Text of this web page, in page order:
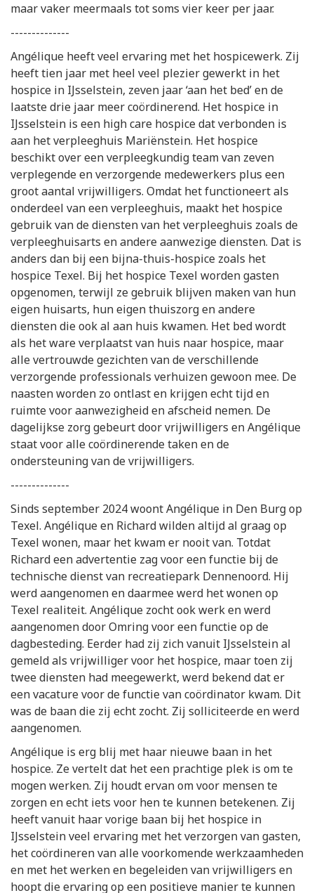
maar vaker meermaals tot soms vier keer per jaar.
--------------
Angélique heeft veel ervaring met het hospicewerk. Zij
heeft tien jaar met heel veel plezier gewerkt in het
hospice in IJsselstein, zeven jaar ‘aan het bed’ en de
laatste drie jaar meer coördinerend. Het hospice in
IJsselstein is een high care hospice dat verbonden is
aan het verpleeghuis Mariënstein. Het hospice
beschikt over een verpleegkundig team van zeven
verplegende en verzorgende medewerkers plus een
groot aantal vrijwilligers. Omdat het functioneert als
onderdeel van een verpleeghuis, maakt het hospice
gebruik van de diensten van het verpleeghuis zoals de
verpleeghuisarts en andere aanwezige diensten. Dat is
anders dan bij een bijna-thuis-hospice zoals het
hospice Texel. Bij het hospice Texel worden gasten
opgenomen, terwijl ze gebruik blijven maken van hun
eigen huisarts, hun eigen thuiszorg en andere
diensten die ook al aan huis kwamen. Het bed wordt
als het ware verplaatst van huis naar hospice, maar
alle vertrouwde gezichten van de verschillende
verzorgende professionals verhuizen gewoon mee. De
naasten worden zo ontlast en krijgen echt tijd en
ruimte voor aanwezigheid en afscheid nemen. De
dagelijkse zorg gebeurt door vrijwilligers en Angélique
staat voor alle coördinerende taken en de
ondersteuning van de vrijwilligers.
--------------
Sinds september 2024 woont Angélique in Den Burg op
Texel. Angélique en Richard wilden altijd al graag op
Texel wonen, maar het kwam er nooit van. Totdat
Richard een advertentie zag voor een functie bij de
technische dienst van recreatiepark Dennenoord. Hij
werd aangenomen en daarmee werd het wonen op
Texel realiteit. Angélique zocht ook werk en werd
aangenomen door Omring voor een functie op de
dagbesteding. Eerder had zij zich vanuit IJsselstein al
gemeld als vrijwilliger voor het hospice, maar toen zij
twee diensten had meegewerkt, werd bekend dat er
een vacature voor de functie van coördinator kwam. Dit
was de baan die zij echt zocht. Zij solliciteerde en werd
aangenomen.
Angélique is erg blij met haar nieuwe baan in het
hospice. Ze vertelt dat het een prachtige plek is om te
mogen werken. Zij houdt ervan om voor mensen te
zorgen en echt iets voor hen te kunnen betekenen. Zij
heeft vanuit haar vorige baan bij het hospice in
IJsselstein veel ervaring met het verzorgen van gasten,
het coördineren van alle voorkomende werkzaamheden
en met het werken en begeleiden van vrijwilligers en
hoopt die ervaring op een positieve manier te kunnen